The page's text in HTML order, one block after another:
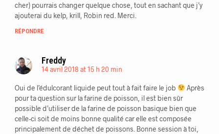
cher) pourrais changer quelque chose, tout en sachant que j’y
ajouterai du kelp, krill, Robin red. Merci.
RÉPONDRE
Freddy
14 avril 2018 at 15 h 20 min
Oui de l’édulcorant liquide peut tout à fait faire le job
Après
pour ta question sur la farine de poisson, il est bien sûr
possible d’utiliser de la farine de poisson basique bien que
celle-ci soit de moins bonne qualité car elle est composée
principalement de déchet de poissons. Bonne session à toi,